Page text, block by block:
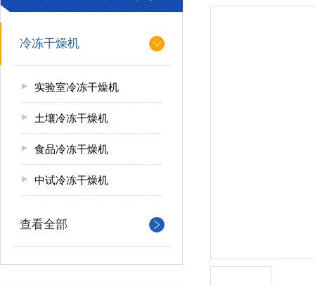
冷冻干燥机
实验室冷冻干燥机
土壤冷冻干燥机
食品冷冻干燥机
中试冷冻干燥机
查看全部